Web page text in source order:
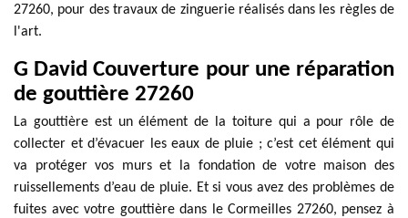
27260, pour des travaux de zinguerie réalisés dans les règles de
l'art.
G David Couverture pour une réparation
de gouttière 27260
La gouttière est un élément de la toiture qui a pour rôle de
collecter et d’évacuer les eaux de pluie ; c’est cet élément qui
va protéger vos murs et la fondation de votre maison des
ruissellements d’eau de pluie. Et si vous avez des problèmes de
fuites avec votre gouttière dans le Cormeilles 27260, pensez à